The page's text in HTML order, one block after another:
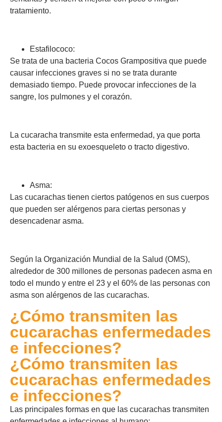
tratamiento.
Estafilococo:
Se trata de una bacteria Cocos Grampositiva que puede
causar infecciones graves si no se trata durante
demasiado tiempo. Puede provocar infecciones de la
sangre, los pulmones y el corazón.
La cucaracha transmite esta enfermedad, ya que porta
esta bacteria en su exoesqueleto o tracto digestivo.
Asma:
Las cucarachas tienen ciertos patógenos en sus cuerpos
que pueden ser alérgenos para ciertas personas y
desencadenar asma.
Según la Organización Mundial de la Salud (OMS),
alrededor de 300 millones de personas padecen asma en
todo el mundo y entre el 23 y el 60% de las personas con
asma son alérgenos de las cucarachas.
¿Cómo transmiten las
cucarachas enfermedades
e infecciones?
¿Cómo transmiten las
cucarachas enfermedades
e infecciones?
Las principales formas en que las cucarachas transmiten